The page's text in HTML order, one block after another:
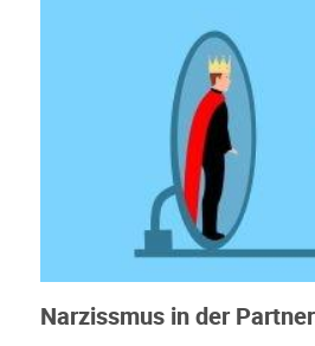
Narzissmus in der